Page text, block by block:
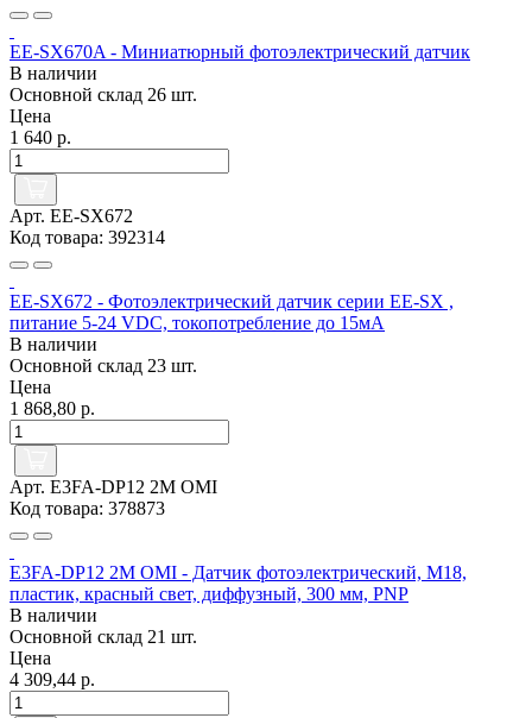
EE-SX670A - Миниатюрный фотоэлектрический датчик
В наличии
Основной склад 26 шт.
Цена
1 640 р.
Арт. EE-SX672
Код товара: 392314
EE-SX672 - Фотоэлектрический датчик серии EE-SX ,
питание 5-24 VDC, токопотребление до 15мА
В наличии
Основной склад 23 шт.
Цена
1 868,80 р.
Арт. E3FA-DP12 2M OMI
Код товара: 378873
E3FA-DP12 2M OMI - Датчик фотоэлектрический, M18,
пластик, красный свет, диффузный, 300 мм, PNP
В наличии
Основной склад 21 шт.
Цена
4 309,44 р.